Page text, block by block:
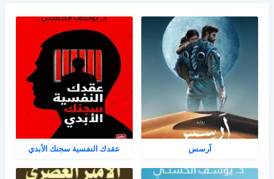
آرسس عقدك النفسية سجنك الأبدي